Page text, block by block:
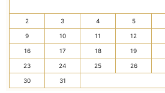
2 3 4 5
9 10 11 12
16 17 18 19
23 24 25 26
30 31